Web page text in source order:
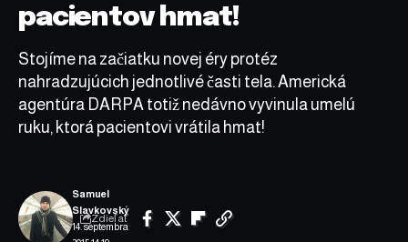
pacientov hmat!
Stojíme na začiatku novej éry protéz
nahradzujúcich jednotlivé časti tela. Americká
agentúra DARPA totiž nedávno vyvinula umelú
ruku, ktorá pacientovi vrátila hmat!
14. septembra
Samuel
Slavkovský
Zdieľať